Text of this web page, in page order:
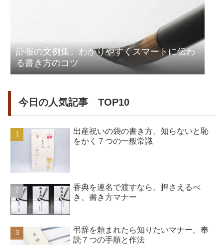
訃報の文例集。わかりやすくスマートに伝わ
る書き方のコツ
今日の人気記事 TOP10
出産祝いの袋の書き方、知らないと恥
をかく７つの一般常識
香典を連名で渡すなら。押さえるべ
き、書き方マナー
弔辞を頼まれたら知りたいマナー。奉
読７つの手順と作法